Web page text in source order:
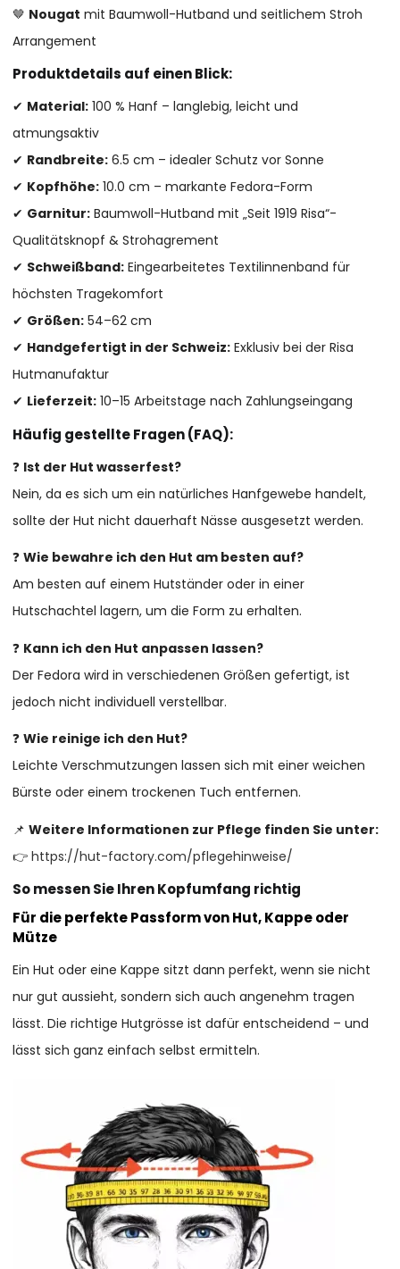
🤎 Nougat mit Baumwoll-Hutband und seitlichem Stroh
Arrangement
Produktdetails auf einen Blick:
✔ Material: 100 % Hanf – langlebig, leicht und
atmungsaktiv
✔ Randbreite: 6.5 cm – idealer Schutz vor Sonne
✔ Kopfhöhe: 10.0 cm – markante Fedora-Form
✔ Garnitur: Baumwoll-Hutband mit „Seit 1919 Risa“-
Qualitätsknopf & Strohagrement
✔ Schweißband: Eingearbeitetes Textilinnenband für
höchsten Tragekomfort
✔ Größen: 54–62 cm
✔ Handgefertigt in der Schweiz: Exklusiv bei der Risa
Hutmanufaktur
✔ Lieferzeit: 10–15 Arbeitstage nach Zahlungseingang
Häufig gestellte Fragen (FAQ):
❓ Ist der Hut wasserfest?
Nein, da es sich um ein natürliches Hanfgewebe handelt,
sollte der Hut nicht dauerhaft Nässe ausgesetzt werden.
❓Wie bewahre ich den Hut am besten auf?
Am besten auf einem Hutständer oder in einer
Hutschachtel lagern, um die Form zu erhalten.
❓ Kann ich den Hut anpassen lassen?
Der Fedora wird in verschiedenen Größen gefertigt, ist
jedoch nicht individuell verstellbar.
❓Wie reinige ich den Hut?
Leichte Verschmutzungen lassen sich mit einer weichen
Bürste oder einem trockenen Tuch entfernen.
📌Weitere Informationen zur Pflege finden Sie unter:
👉https://hut-factory.com/pflegehinweise/
So messen Sie Ihren Kopfumfang richtig
Für die perfekte Passform von Hut, Kappe oder
Mütze
Ein Hut oder eine Kappe sitzt dann perfekt, wenn sie nicht
nur gut aussieht, sondern sich auch angenehm tragen
lässt. Die richtige Hutgrösse ist dafür entscheidend – und
lässt sich ganz einfach selbst ermitteln.